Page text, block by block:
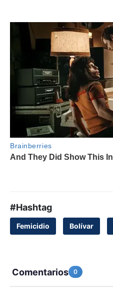
#Hashtag
Femicidio Bolívar
Comentarios 0